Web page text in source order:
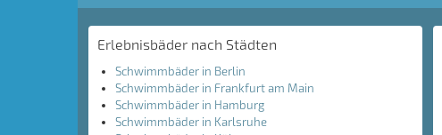
Erlebnisbäder nach Städten
Schwimmbäder in Berlin
Schwimmbäder in Frankfurt am Main
Schwimmbäder in Hamburg
Schwimmbäder in Karlsruhe